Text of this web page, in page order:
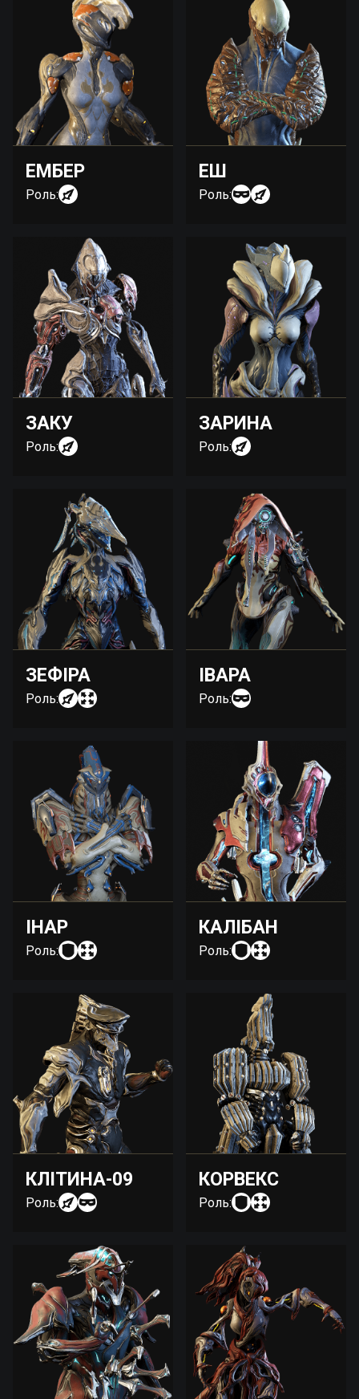
ЕМБЕР
Роль:
ЕШ
Роль:
ЗАКУ
Роль:
ЗАРИНА
Роль:
ЗЕФІРА
Роль:
ІВАРА
Роль:
ІНАР
Роль:
КАЛІБАН
Роль:
КЛІТИНА-09
Роль:
КОРВЕКС
Роль: